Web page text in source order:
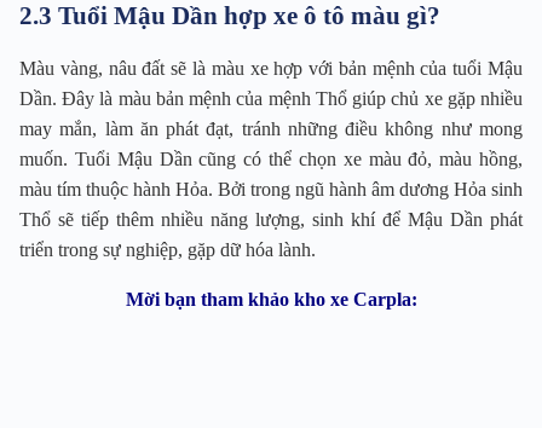
2.3 Tuổi Mậu Dần hợp xe ô tô màu gì?
Màu vàng, nâu đất sẽ là màu xe hợp với bản mệnh của tuổi Mậu
Dần. Đây là màu bản mệnh của mệnh Thổ giúp chủ xe gặp nhiều
may mắn, làm ăn phát đạt, tránh những điều không như mong
muốn. Tuổi Mậu Dần cũng có thể chọn xe màu đỏ, màu hồng,
màu tím thuộc hành Hỏa. Bởi trong ngũ hành âm dương Hỏa sinh
Thổ sẽ tiếp thêm nhiều năng lượng, sinh khí để Mậu Dần phát
triển trong sự nghiệp, gặp dữ hóa lành.
Mời bạn tham khảo kho xe Carpla: